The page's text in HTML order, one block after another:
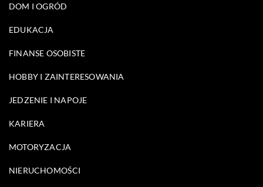
DOM I OGRÓD
EDUKACJA
FINANSE OSOBISTE
HOBBY I ZAINTERESOWANIA
JEDZENIE I NAPOJE
KARIERA
MOTORYZACJA
NIERUCHOMOŚCI